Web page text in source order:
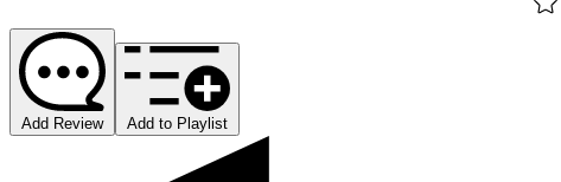
Add Review Add to Playlist